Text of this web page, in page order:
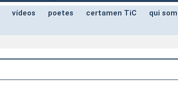
vídeos poetes certamen TiC qui som